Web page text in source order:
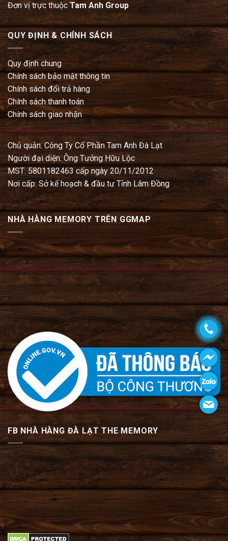
Đơn vị trực thuộcTam Anh Group
QUY ĐỊNH & CHÍNH SÁCH
Quy định chung
Chính sách bảo mật thông tin
Chính sách đổi trả hàng
Chính sách thanh toán
Chính sách giao nhận
Chủ quản: Công Ty Cổ Phần Tam Anh Đà Lạt
Người đại diện: Ông Tưởng Hữu Lộc
MST: 5801182463 cấp ngày 20/11/2012
Nơi cấp: Sở kế hoạch & đầu tư Tỉnh Lâm Đồng
NHÀ HÀNG MEMORY TRÊN GGMAP
FB NHÀ HÀNG ĐÀ LẠT THE MEMORY